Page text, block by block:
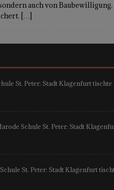
auch von
[…]
St. Peter: Stadt Klagenfurt tischte
Schule St. Peter: Stadt
St. Peter: Stadt Klagenfurt